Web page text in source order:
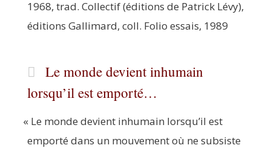
1968, trad. Col­lec­tif (édi­tions de Patrick Lévy),
édi­tions Gal­li­mard, coll. Folio essais, 1989
Le monde devient inhumain
lorsqu’il est emporté…
« Le monde devient inhu­main lorsqu’il est
empor­té dans un mou­ve­ment où ne sub­siste